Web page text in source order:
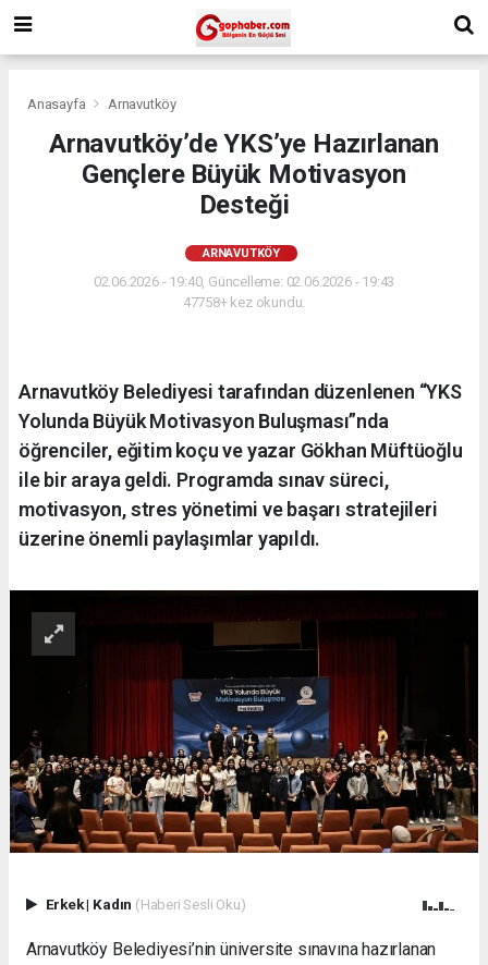
Anasayfa Arnavutköy
Arnavutköy’de YKS’ye Hazırlanan
Gençlere Büyük Motivasyon
Desteği
ARNAVUTKÖY
02.06.2026 - 19:40, Güncelleme: 02.06.2026 - 19:43
47758+ kez okundu.
Arnavutköy Belediyesi tarafından düzenlenen “YKS
Yolunda Büyük Motivasyon Buluşması”nda
öğrenciler, eğitim koçu ve yazar Gökhan Müftüoğlu
ile bir araya geldi. Programda sınav süreci,
motivasyon, stres yönetimi ve başarı stratejileri
üzerine önemli paylaşımlar yapıldı.
Erkek| Kadın (Haberi Sesli Oku)
Arnavutköy Belediyesi’nin üniversite sınavına hazırlanan